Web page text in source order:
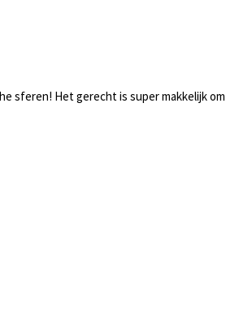
sferen! Het gerecht is super makkelijk